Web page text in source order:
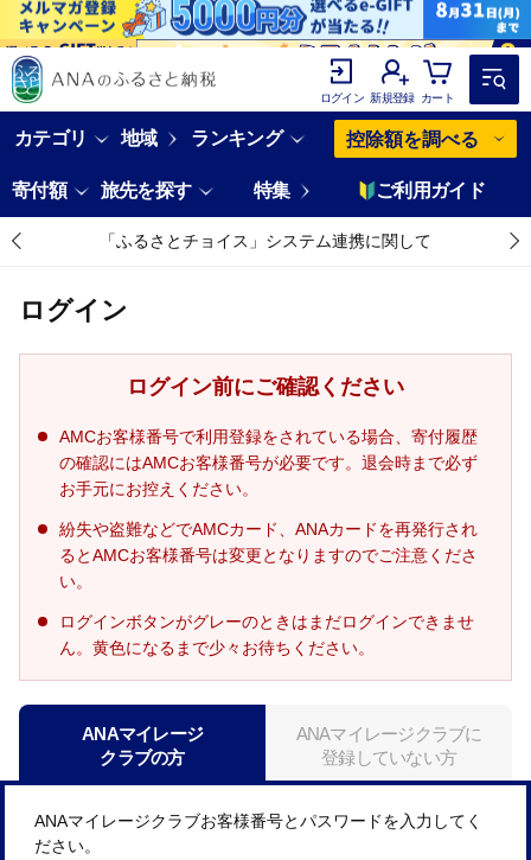
ログイン 新規登録 カート
カテゴリ 地域 ランキング 控除額を調べる
寄付額 旅先を探す 特集 ご利用ガイド
「ふるさとチョイス」システム連携に関して
ログイン
ログイン前にご確認ください
AMCお客様番号で利用登録をされている場合、寄付履歴
の確認にはAMCお客様番号が必要です。退会時まで必ず
お手元にお控えください。
紛失や盗難などでAMCカード、ANAカードを再発行され
るとAMCお客様番号は変更となりますのでご注意くださ
い。
ログインボタンがグレーのときはまだログインできませ
ん。黄色になるまで少々お待ちください。
ANAマイレージ
クラブの方
ANAマイレージクラブに
登録していない方
ANAマイレージクラブお客様番号とパスワードを入力してく
ださい。